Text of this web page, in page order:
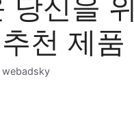
당신을
천 제
webadsky